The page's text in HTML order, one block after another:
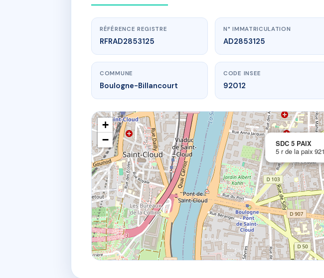
www.vme.plus/AD2853125
SDC 5 PAIX
5 r de la paix92100 Boulogne-
RÉFÉRENCE REGISTRE
RFRAD2853125
N° IMMATRICULATION
AD2853125
COMMUNE
Boulogne-Billancourt
CODE INSEE
92012
SDC 5 PAIX
5 r de la paix
+
−